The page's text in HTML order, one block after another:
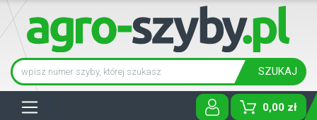
SZUKAJ
0,00 zł